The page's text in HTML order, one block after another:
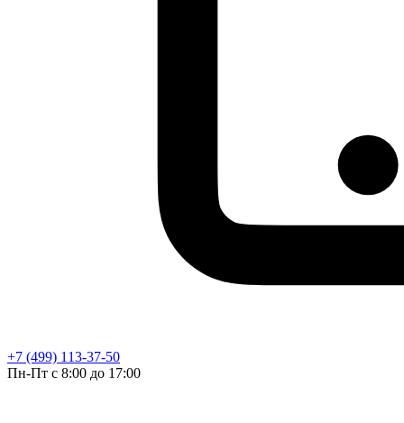
+7 (499) 113-37-50
Пн-Пт с 8:00 до 17:00